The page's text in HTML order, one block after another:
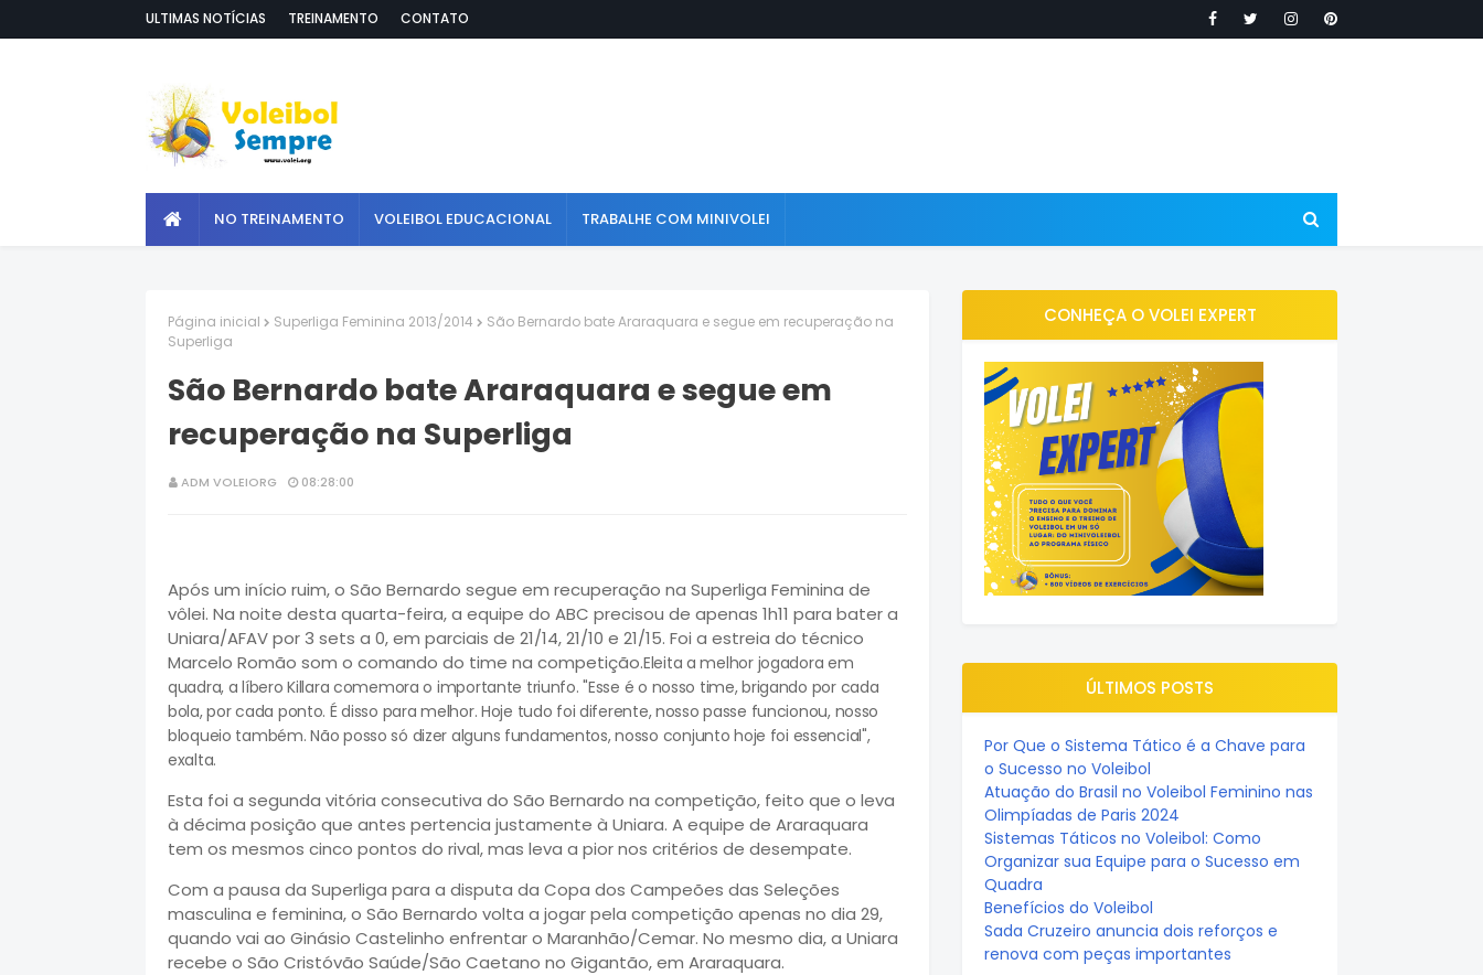
ULTIMAS NOTÍCIAS TREINAMENTO CONTATO
NO TREINAMENTO VOLEIBOL EDUCACIONAL TRABALHE COM MINIVOLEI
Página inicial Superliga Feminina 2013/2014
São Bernardo bate Araraquara e segue em recuperação na
Superliga
São Bernardo bate Araraquara e segue em
recuperação na Superliga
ADM VOLEIORG 08:28:00
Após um início ruim, o São Bernardo segue em recuperação na Superliga Feminina de
vôlei. Na noite desta quarta-feira, a equipe do ABC precisou de apenas 1h11 para bater a
Uniara/AFAV por 3 sets a 0, em parciais de 21/14, 21/10 e 21/15. Foi a estreia do técnico
Marcelo Romão som o comando do time na competição.Eleita a melhor jogadora em
quadra, a líbero Killara comemora o importante triunfo. "Esse é o nosso time, brigando por cada
bola, por cada ponto. É disso para melhor. Hoje tudo foi diferente, nosso passe funcionou, nosso
bloqueio também. Não posso só dizer alguns fundamentos, nosso conjunto hoje foi essencial",
exalta.
Esta foi a segunda vitória consecutiva do São Bernardo na competição, feito que o leva
à décima posição que antes pertencia justamente à Uniara. A equipe de Araraquara
tem os mesmos cinco pontos do rival, mas leva a pior nos critérios de desempate.
Com a pausa da Superliga para a disputa da Copa dos Campeões das Seleções
masculina e feminina, o São Bernardo volta a jogar pela competição apenas no dia 29,
quando vai ao Ginásio Castelinho enfrentar o Maranhão/Cemar. No mesmo dia, a Uniara
recebe o São Cristóvão Saúde/São Caetano no Gigantão, em Araraquara.
CONHEÇA O VOLEI EXPERT
ÚLTIMOS POSTS
Por Que o Sistema Tático é a Chave para
o Sucesso no Voleibol
Atuação do Brasil no Voleibol Feminino nas
Olimpíadas de Paris 2024
Sistemas Táticos no Voleibol: Como
Organizar sua Equipe para o Sucesso em
Quadra
Benefícios do Voleibol
Sada Cruzeiro anuncia dois reforços e
renova com peças importantes